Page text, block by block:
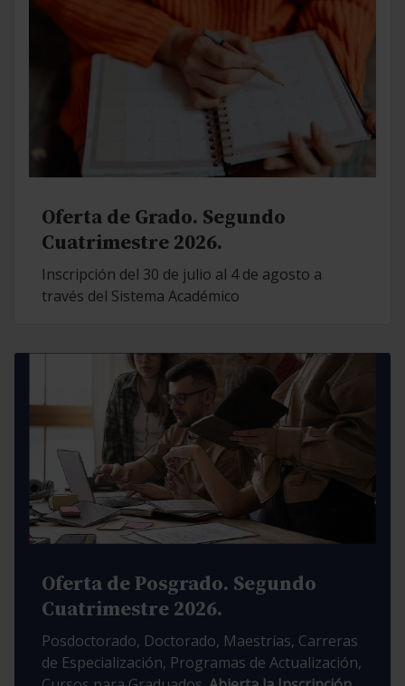
Oferta de Grado. Segundo
Cuatrimestre 2026.
Inscripción del 30 de julio al 4 de agosto a
través del Sistema Académico
Oferta de Posgrado. Segundo
Cuatrimestre 2026.
Posdoctorado, Doctorado, Maestrías, Carreras
de Especialización, Programas de Actualización,